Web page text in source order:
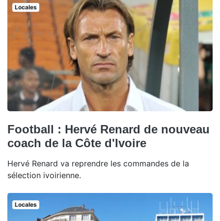
Locales
Football : Hervé Renard de nouveau
coach de la Côte d'Ivoire
Hervé Renard va reprendre les commandes de la
sélection ivoirienne.
Locales